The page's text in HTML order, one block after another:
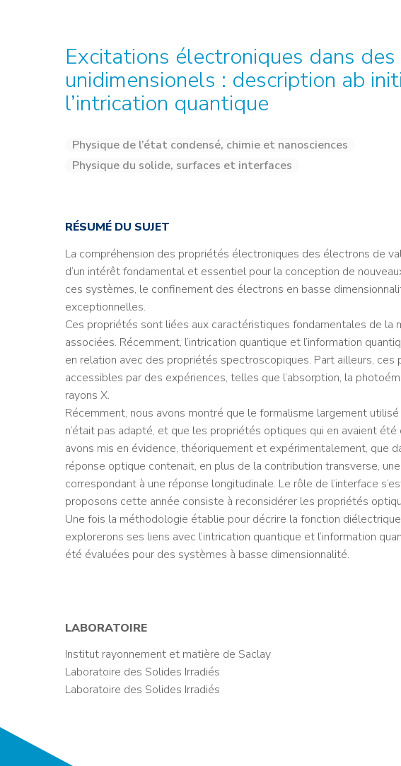
Excitations électroniques dans
unidimensionels : description ab
l’intrication quantique
Physique de l’état condensé, chimie et nanosciences
Physique du solide, surfaces et interfaces
RÉSUMÉ DU SUJET
La compréhension des propriétés électroniques des électrons de
d’un intérêt fondamental et essentiel pour la conception de
ces systèmes, le confinement des électrons en basse
exceptionnelles.
Ces propriétés sont liées aux caractéristiques fondamentales de la
associées. Récemment, l’intrication quantique et l’information
en relation avec des propriétés spectroscopiques. Part ailleurs,
accessibles par des expériences, telles que l’absorption, la
rayons X.
Récemment, nous avons montré que le formalisme largement
n’était pas adapté, et que les propriétés optiques qui en avaient
avons mis en évidence, théoriquement et expérimentalement, que
réponse optique contenait, en plus de la contribution transverse,
correspondant à une réponse longitudinale. Le rôle de l’interface
proposons cette année consiste à reconsidérer les propriétés
Une fois la méthodologie établie pour décrire la fonction
explorerons ses liens avec l’intrication quantique et l’information
été évaluées pour des systèmes à basse dimensionnalité.
LABORATOIRE
Institut rayonnement et matière de Saclay
Laboratoire des Solides Irradiés
Laboratoire des Solides Irradiés